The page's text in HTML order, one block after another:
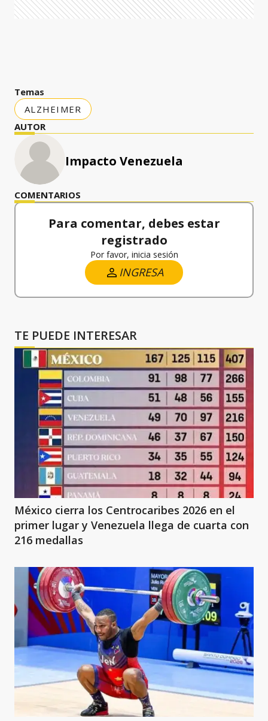
Temas
ALZHEIMER
AUTOR
Impacto Venezuela
COMENTARIOS
Para comentar, debes estar
registrado
Por favor, inicia sesión
INGRESA
TE PUEDE INTERESAR
México cierra los Centrocaribes 2026 en el
primer lugar y Venezuela llega de cuarta con
216 medallas